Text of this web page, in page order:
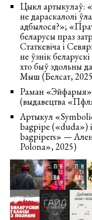
Цыкл артыкулаў:
не дараскалолі
адбылося?»;
беларусы праз
Статкевіча і
не ўзнік
хто быў здольны
Мыш (Белсат,
Раман
(выдавецтва
Артыкул
bagpipe («duda»)
bagpipers» —
Polona», 2025)